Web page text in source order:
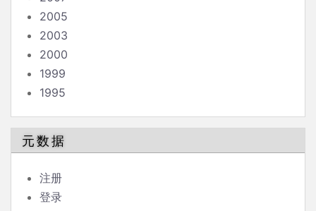
2005
2003
2000
1999
1995
元数据
注册
登录